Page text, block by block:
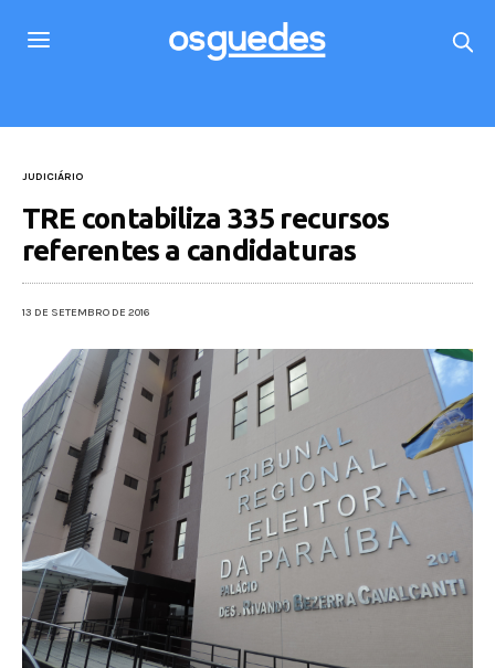
JUDICIÁRIO
TRE contabiliza 335 recursos
referentes a candidaturas
13 DE SETEMBRO DE 2016